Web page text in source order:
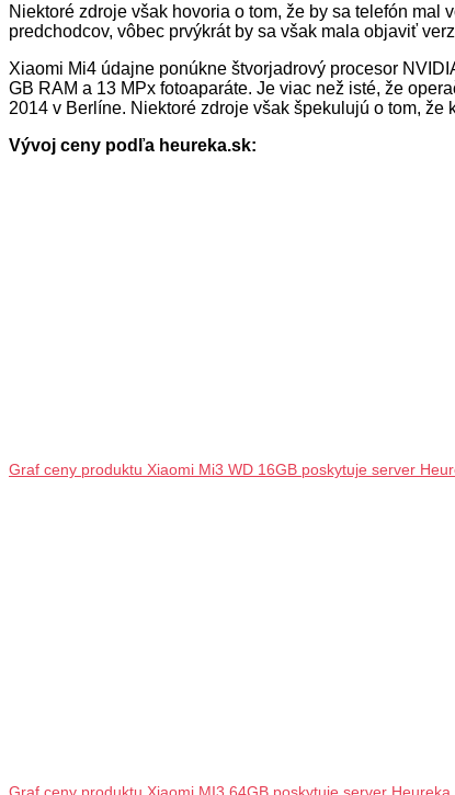
Niektoré zdroje však hovoria o tom, že by sa telefón
predchodcov, vôbec prvýkrát by sa však mala objaviť
Xiaomi Mi4 údajne ponúkne štvorjadrový procesor
GB RAM a 13 MPx fotoaparáte. Je viac než isté, že
2014 v Berlíne. Niektoré zdroje však špekulujú o tom, že
Vývoj ceny podľa heureka.sk:
Graf ceny produktu Xiaomi Mi3 WD 16GB poskytuje server